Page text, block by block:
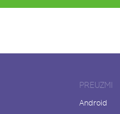
PREUZMI
Android